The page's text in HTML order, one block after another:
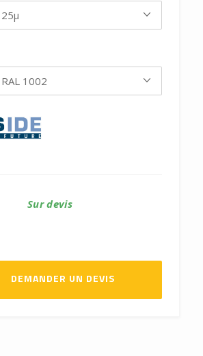
Sur devis
DEMANDER UN DEVIS